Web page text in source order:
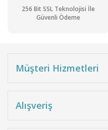
256 Bit SSL Teknolojisi İle
Güvenli Ödeme
Müşteri Hizmetleri
Alışveriş